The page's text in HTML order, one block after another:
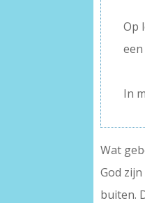
Op
In
Wat
God
buiten.